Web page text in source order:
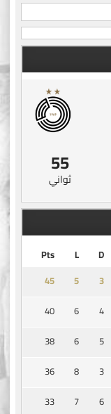
55
ثواني
D
L
Pts
3
5
45
4
6
40
5
6
38
3
8
36
6
7
33